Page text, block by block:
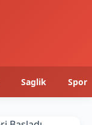
Saglik Spor